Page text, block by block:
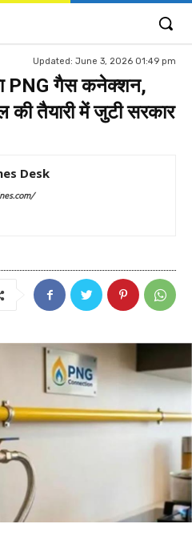
Updated: June 3, 2026 01:49 pm
PNG गैस कनेक्शन,
की तैयारी में जुटी सरकार
Desk